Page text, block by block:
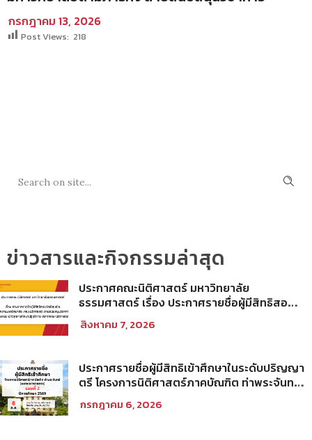
กรกฎาคม 13, 2026
Post Views: 218
ข่าวสารและกิจกรรมล่าสุด
ประกาศคณะนิติศาสตร์ มหาวิทยาลัย
ธรรมศาสตร์ เรื่อง ประกาศรายชื่อผู้มีสิทธิสอบ
ข้อเขียนเป็น พนักงานมหาวิทยาลัย (คณะ
นิติศาสตร์) สายสนับสนุนวิชาการ ตำแหน่ง นัก
สิงหาคม 7, 2026
ประกาศรายชื่อผู้มีสิทธิเข้าศึกษาในระดับปริญญา
ตรี โครงการนิติศาสตร์ภาคบัณฑิต ท่าพระจันทร์
ศึกษา 2569 รอบที่ 2
กรกฎาคม 6, 2026